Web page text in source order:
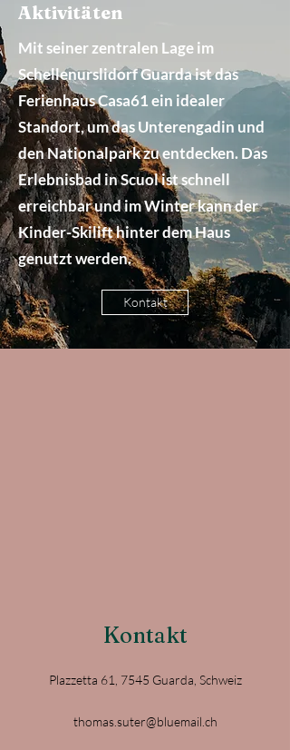
Aktivitäten
Mit seiner zentralen Lage im
Schellenurslidorf Guarda ist das
Ferienhaus Casa61 ein idealer
Standort, um das Unterengadin und
den Nationalpark zu entdecken. Das
Erlebnisbad in Scuol ist schnell
erreichbar und im Winter kann der
Kinder-Skilift hinter dem Haus
genutzt werden.
Kontakt
Kontakt
Plazzetta 61, 7545 Guarda, Schweiz
thomas.suter@bluemail.ch